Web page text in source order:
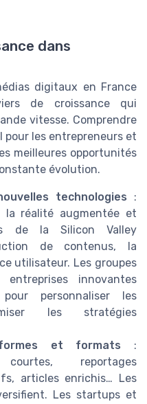
dans
digitaux en France
de croissance qui
vitesse. Comprendre
pour les entrepreneurs et
meilleures opportunités
évolution.
technologies :
la réalité augmentée et
de la Silicon Valley
de contenus, la
utilisateur. Les groupes
innovantes
personnaliser les
les stratégies
et formats :
reportages
articles enrichis… Les
Les startups et